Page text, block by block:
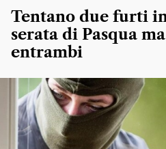
Tentano due furti
serata di Pasqua
entrambi